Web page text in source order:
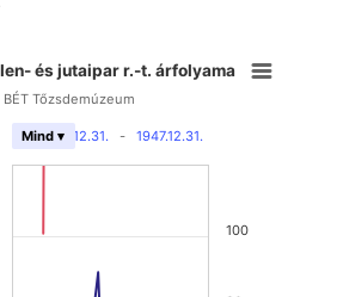
és jutaipar r.-t. árfolyama
BÉT Tőzsdemúzeum
1891.12.31. - 1947.12.31.
Mind ▾
100